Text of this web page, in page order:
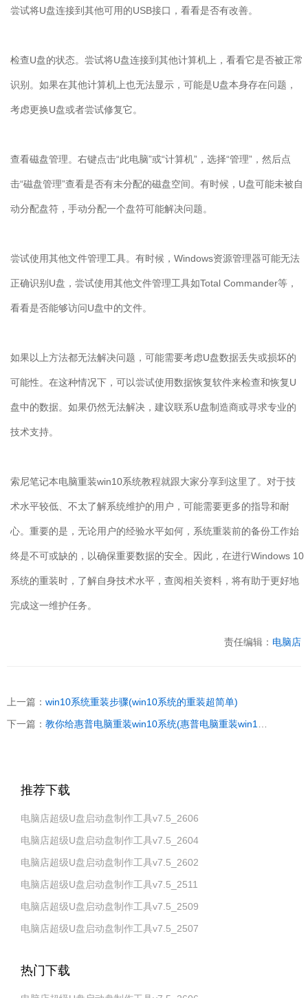
尝试将U盘连接到其他可用的USB接口，看看是否有改善。
检查U盘的状态。尝试将U盘连接到其他计算机上，看看它是否被正常
识别。如果在其他计算机上也无法显示，可能是U盘本身存在问题，
考虑更换U盘或者尝试修复它。
查看磁盘管理。右键点击“此电脑”或“计算机”，选择“管理”，然后点
击“磁盘管理”查看是否有未分配的磁盘空间。有时候， U盘可能未被自
动分配盘符，手动分配一个盘符可能解决问题。
尝试使用其他文件管理工具。有时候， Windows资源管理器可能无法
正确识别 U盘，尝试使用其他文件管理工具如Total Commander等，
看看是否能够访问U盘中的文件。
如果以上方法都无法解决问题，可能需要考虑U盘数据丢失或损坏的
可能性。在这种情况下，可以尝试使用数据恢复软件来检查和恢复U
盘中的数据。如果仍然无法解决，建议联系U盘制造商或寻求专业的
技术支持。
索尼笔记本电脑重装win10系统教程就跟大家分享到这里了。对于技
术水平较低、不太了解系统维护的用户，可能需要更多的指导和耐
心。重要的是，无论用户的经验水平如何，系统重装前的备份工作始
终是不可或缺的，以确保重要数据的安全。因此，在进行Windows 10
系统的重装时，了解自身技术水平，查阅相关资料，将有助于更好地
完成这一维护任务。
责任编辑： 电脑店
上一篇： win10系统重装步骤(win10系统的重装超简单)
下一篇： 教你给惠普电脑重装win10系统(惠普电脑重装win10系统教程)
推荐下载
电脑店超级U盘启动盘制作工具v7.5_2606
电脑店超级U盘启动盘制作工具v7.5_2604
电脑店超级U盘启动盘制作工具v7.5_2602
电脑店超级U盘启动盘制作工具v7.5_2511
电脑店超级U盘启动盘制作工具v7.5_2509
电脑店超级U盘启动盘制作工具v7.5_2507
热门下载